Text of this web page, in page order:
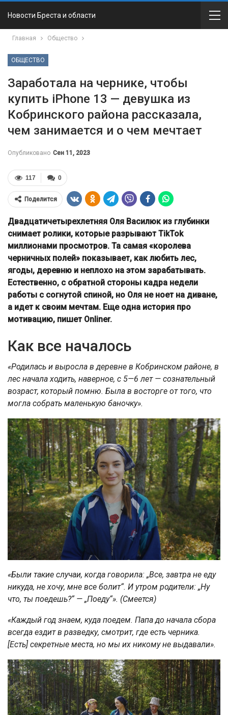
Новости Бреста и области
Главная Общество
ОБЩЕСТВО
Заработала на чернике, чтобы
купить iPhone 13 — девушка из
Кобринского района рассказала,
чем занимается и о чем мечтает
Опубликовано Сен 11, 2023
0
117
Поделится
Двадцатичетырехлетняя Оля Василюк из глубинки
снимает ролики, которые разрывают TikTok
миллионами просмотров. Та самая «королева
черничных полей» показывает, как любить лес,
ягоды, деревню и неплохо на этом зарабатывать.
Естественно, с обратной стороны кадра недели
работы с согнутой спиной, но Оля не ноет на диване,
а идет к своим мечтам. Еще одна история про
мотивацию, пишет Onliner.
Как все началось
«Родилась и выросла в деревне в Кобринском районе, в
лес начала ходить, наверное, с 5—6 лет — сознательный
возраст, который помню. Была в восторге от того, что
могла собрать маленькую баночку».
«Были такие случаи, когда говорила: „Все, завтра не еду
никуда, не хочу, мне все болит“. И утром родители: „Ну
что, ты поедешь?“ — „Поеду“». (Смеется)
«Каждый год знаем, куда поедем. Папа до начала сбора
всегда ездит в разведку, смотрит, где есть черника.
[Есть] секретные места, но мы их никому не выдавали».